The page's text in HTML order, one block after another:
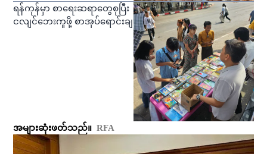
ရန်ကုန်မှာ စာရေးဆရာတွေစုပြီး
ငလျင်ဘေးကူဖို့ စာအုပ်ရောင်းချ
အများဆုံးဖတ်သည်။ RFA